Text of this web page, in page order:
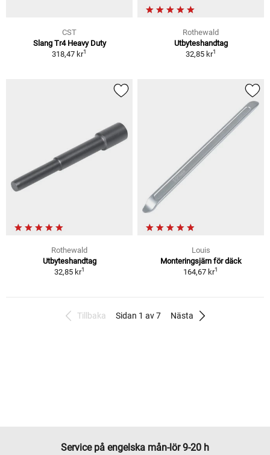
CST
Slang Tr4 Heavy Duty
318,47 kr1
Rothewald
Utbyteshandtag
32,85 kr1
Rothewald
Utbyteshandtag
32,85 kr1
Louis
Monteringsjärn för däck
164,67 kr1
Tillbaka Sidan 1 av 7 Nästa
Service på engelska mån-lör 9-20 h